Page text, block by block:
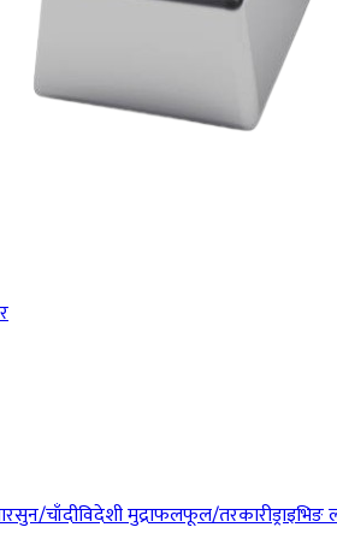
सुन/चाँदीविदेशी मुद्राफलफूल/तरकारी